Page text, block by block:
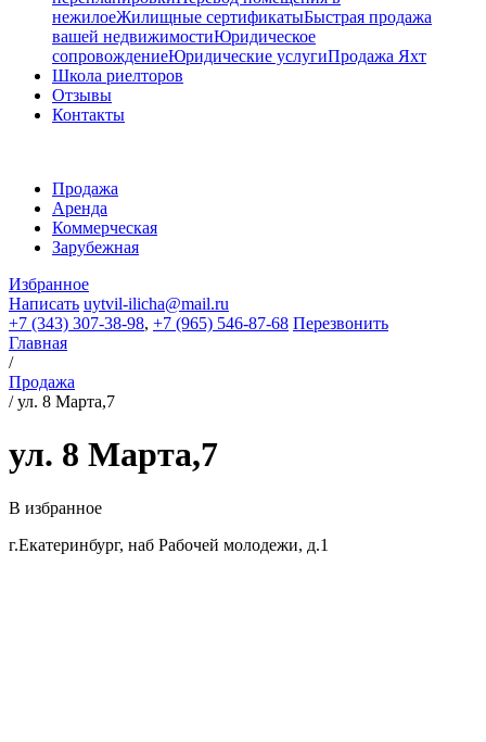
нежилоеЖилищные сертификатыБыстрая продажа
вашей недвижимостиЮридическое
сопровождениеЮридические услугиПродажа Яхт
Школа риелторов
Отзывы
Контакты
Продажа
Аренда
Коммерческая
Зарубежная
Избранное
Написать uytvil-ilicha@mail.ru
+7 (343) 307-38-98, +7 (965) 546-87-68 Перезвонить
Главная
/
Продажа
/ул. 8 Марта,7
ул. 8 Марта,7
В избранное
г.Екатеринбург, наб Рабочей молодежи, д.1